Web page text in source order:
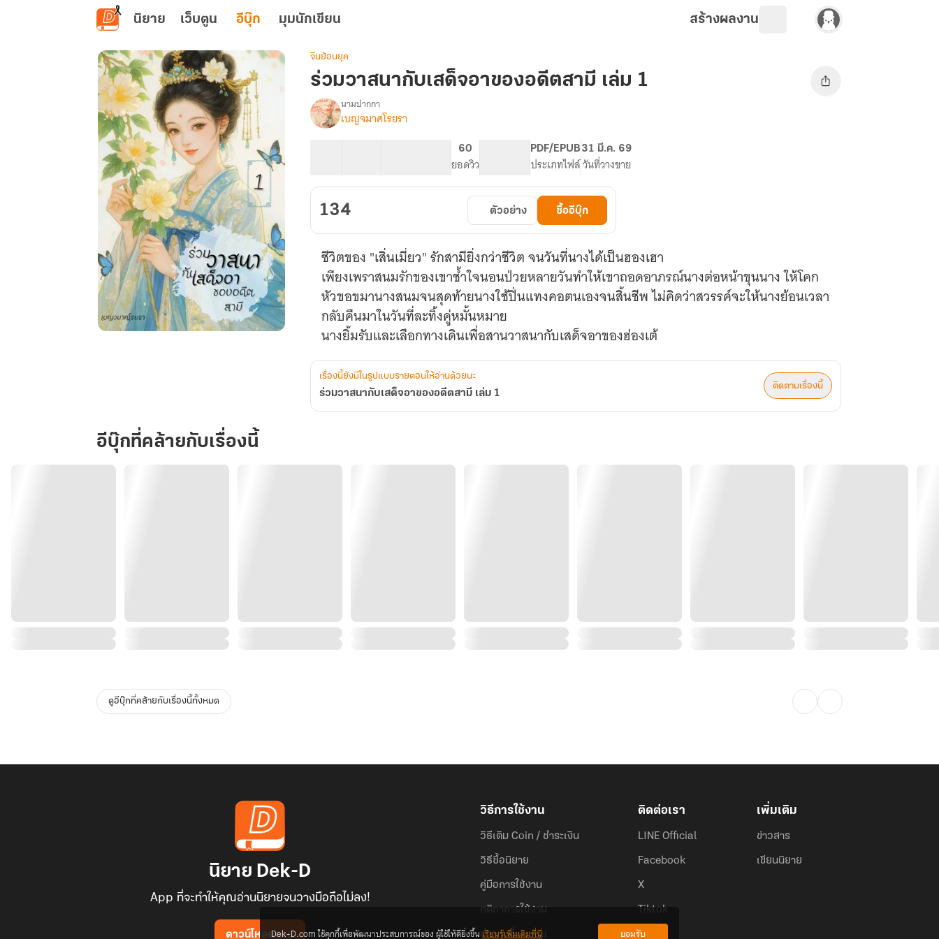
ข้ามไปยังเนื้อหาหลัก
นิยาย เว็บตูน อีบุ๊ก มุมนักเขียน สร้างผลงาน
อดีต
สามี
จีนย้อนยุค
ร่วมวาสนากับเสด็จอาของอดีตสามี เล่ม 1
เรื่อง
ร่วม
อา
ของ
อดีต
สามี
นามปากกา
เบญจมาศโรยรา
60
ยอดวิว
PDF/EPUB
ประเภทไฟล์
31 มี.ค. 69
วันที่วางขาย
134 ตัวอย่าง ซื้ออีบุ๊ก
ชีวิตของ "เสิ่นเมี่ยว" รักสามียิ่งกว่าชีวิต จนวันที่นางได้เป็นฮองเฮา
เพียงเพราสนมรักของเขาช้ำใจนอนป่วยหลายวันทำให้เขาถอดอาภรณ์นางต่อหน้าขุนนาง ให้โคก
หัวขอขมานางสนมจนสุดท้ายนางใช้ปิ่นแทงคอตนเองจนสิ้นชีพ ไม่คิดว่าสวรรค์จะให้นางย้อนเวลา
กลับคืนมาในวันที่ละทิ้งคู่หมั้นหมาย
นางยิ้มรับและเลือกทางเดินเพื่อสานวาสนากับเสด็จอาของฮ่องเต้
เรื่องนี้ยังมีในรูปแบบรายตอนให้อ่านด้วยนะ
ร่วมวาสนากับเสด็จอาของอดีตสามี เล่ม 1
ติดตามเรื่องนี้
อีบุ๊กที่คล้ายกับเรื่องนี้
ดูอีบุ๊กที่คล้ายกับเรื่องนี้ทั้งหมด
นิยาย Dek-D
App ที่จะทำให้คุณอ่านนิยายจนวางมือถือไม่ลง!
ดาวน์โหลดแอป
วิธีการใช้งาน
วิธีเติม Coin / ชำระเงิน
วิธีซื้อนิยาย
คู่มือการใช้งาน
กติกาการใช้งาน
คำถามที่พบบ่อย
ติดต่อเรา
LINE Official
Facebook
X
Tiktok
เพิ่มเติม
ข่าวสาร
เขียนนิยาย
Dek-D.com ใช้คุกกี้เพื่อพัฒนาประสบการณ์ของ ผู้ใช้ให้ดียิ่งขึ้นเรียนรู้เพิ่มเติมที่นี่ ยอมรับ